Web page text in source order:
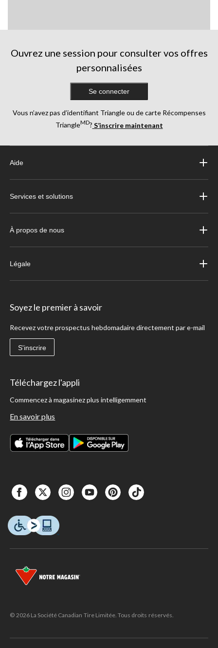
Ouvrez une session pour consulter vos offres
personnalisées
Se connecter
Vous n’avez pas d’identifiant Triangle ou de carte Récompenses
TriangleMD? S’inscrire maintenant
Aide
Services et solutions
À propos de nous
Légale
Soyez le premier à savoir
Recevez votre prospectus hebdomadaire directement par e-mail
S'inscrire
Téléchargez l'appli
Commencez à magasinez plus intelligemment
En savoir plus
© 2026 La Société Canadian Tire Limitée. Tous droits réservés.